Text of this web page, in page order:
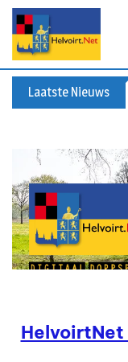
Laatste Nieuws
HelvoirtNet